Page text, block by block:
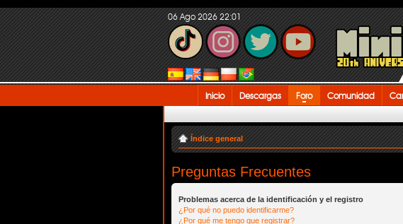
06 Ago 2026 22:01
Inicio Descargas Foro Comunidad
Índice general
Preguntas Frecuentes
Problemas acerca de la identificación y el registro
¿Por qué no puedo identificarme?
¿Por qué me tengo que registrar?